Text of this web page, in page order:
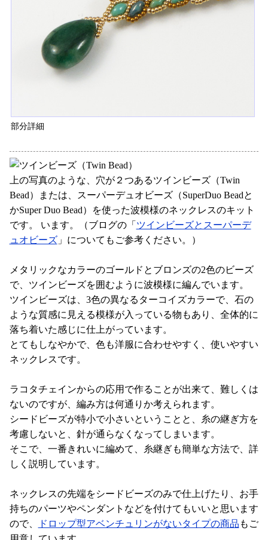
部分詳細
上の写真のような、穴が２つあるツインビーズ（Twin
Bead）または、スーパーデュオビーズ（SuperDuo Beadと
かSuper Duo Bead）を使った波模様のネックレスのキット
です。 います。（ブログの「 ツインビーズとスーパーデ
ュオビーズ」についてもご参考ください。）
メタリックなカラーのゴールドとブロンズの2色のビーズ
で、ツインビーズを囲むように波模様に編んでいます。
ツインビーズは、3色の異なるターコイズカラーで、石の
ような質感に見える模様が入っている物もあり、全体的に
落ち着いた感じに仕上がっています。
とてもしなやかで、色も洋服に合わせやすく、使いやすい
ネックレスです。
ラコタチェインからの応用で作ることが出来て、難しくは
ないのですが、編み方は何通りか考えられます。
シードビーズが特小で小さいということと、糸の継ぎ方を
考慮しないと、針が通らなくなってしまいます。
そこで、一番きれいに編めて、糸継ぎも簡単な方法で、詳
しく説明しています。
ネックレスの先端をシードビーズのみで仕上げたり、お手
持ちのパーツやペンダントなどを付けてもいいと思います
ので、
ドロップ型アベンチュリンがないタイプの商品 もご